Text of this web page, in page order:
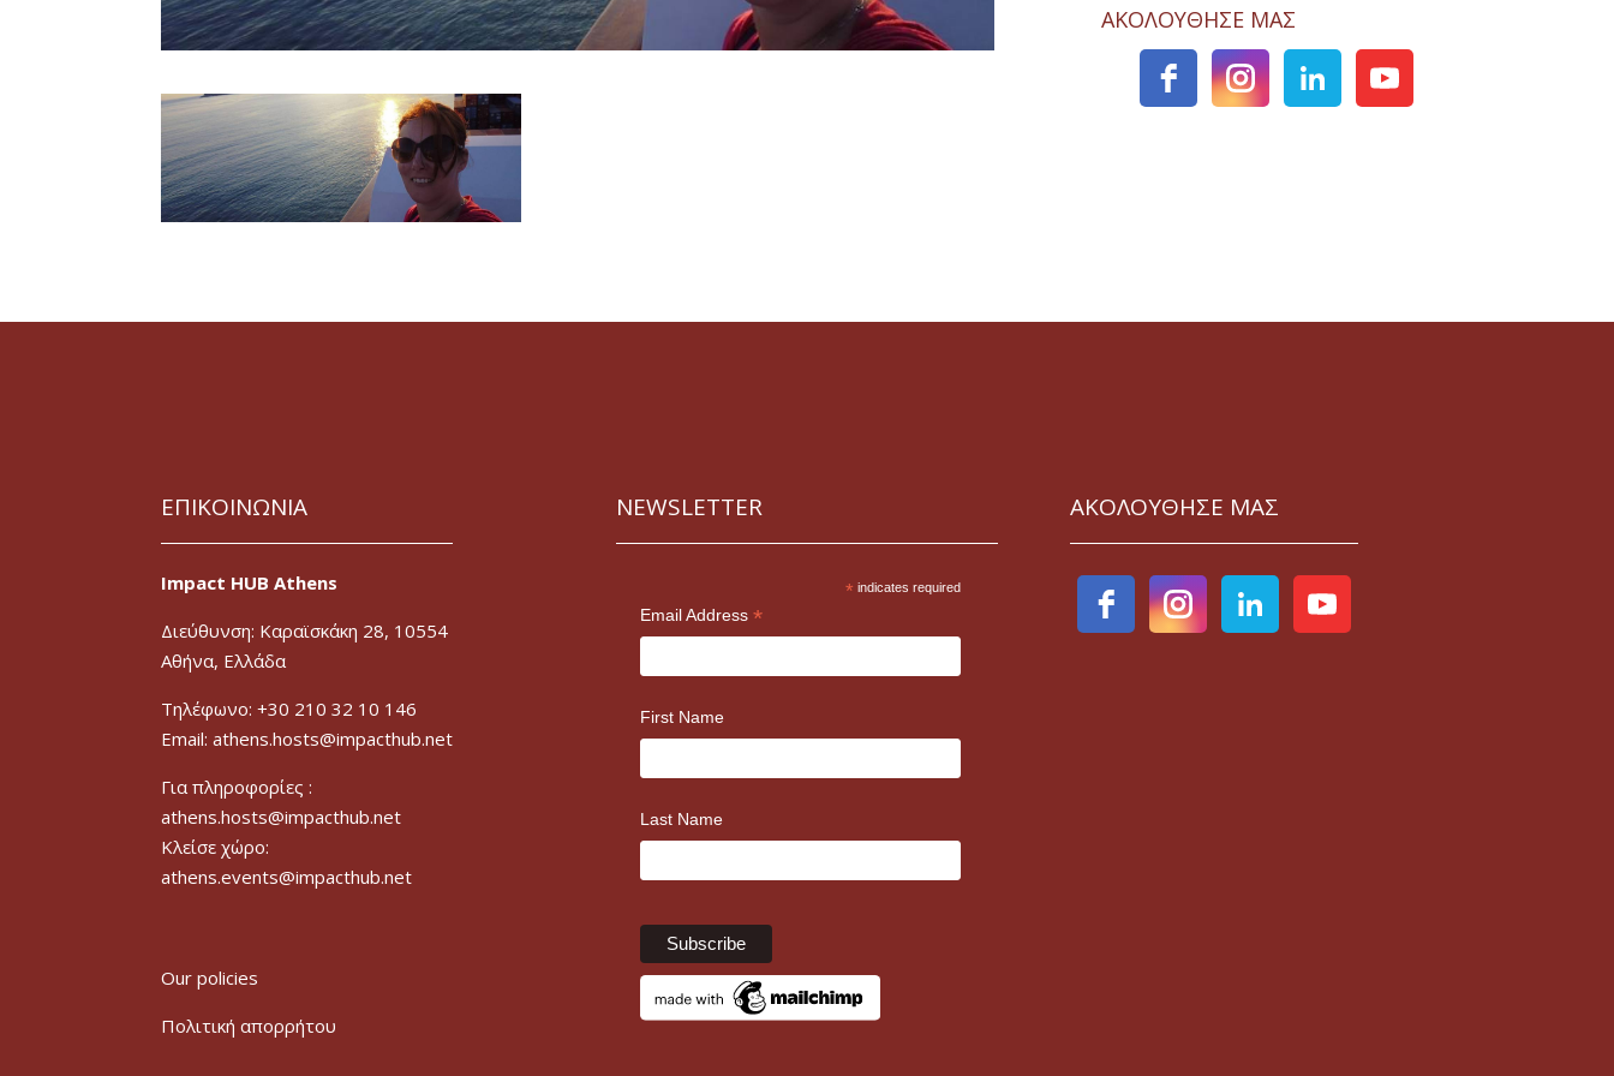
ΑΚΟΛΟΥΘΗΣΕ ΜΑΣ
ΕΠΙΚΟΙΝΩΝΙΑ
Impact HUB Athens
Διεύθυνση: Καραϊσκάκη 28, 10554
Αθήνα, Ελλάδα
Τηλέφωνο: +30 210 32 10 146
Email: athens.hosts@impacthub.net
Για πληροφορίες :
athens.hosts@impacthub.net
Κλείσε χώρο:
athens.events@impacthub.net
Our policies
Πολιτική απορρήτου
NEWSLETTER
* indicates required
Email Address *
First Name
Last Name
ΑΚΟΛΟΥΘΗΣΕ ΜΑΣ